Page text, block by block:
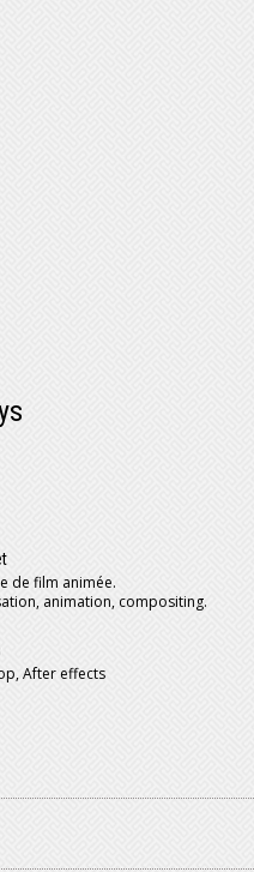
de film animée.
animation, compositing.
After effects